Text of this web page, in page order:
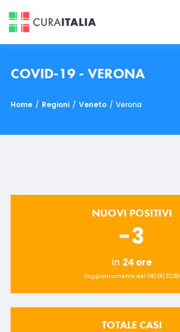
COVID-19 - VERONA
Home / Regioni / Veneto / Verona
NUOVI POSITIVI
-3
in 24 ore
(aggiornamento del 08/01/2025)
TOTALE CASI